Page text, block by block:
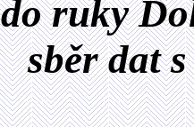
do ruky
sběr dat